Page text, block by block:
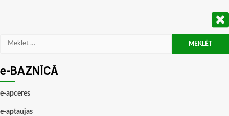
Meklēt:
e-BAZNĪCĀ
e-apceres
e-aptaujas